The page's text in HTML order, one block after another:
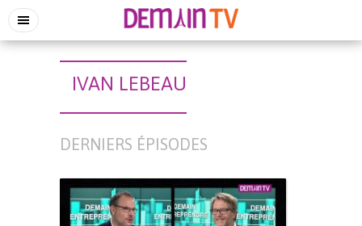
IVAN LEBEAU
DERNIERS ÉPISODES